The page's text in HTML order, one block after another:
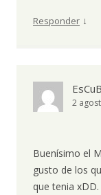
Responder ↓
2
Buenísimo el
gusto de los
que tenia